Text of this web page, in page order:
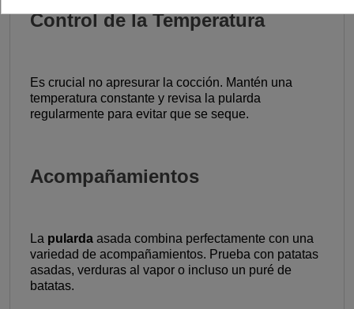
Control de la Temperatura
Es crucial no apresurar la cocción. Mantén una
temperatura constante y revisa la pularda
regularmente para evitar que se seque.
Acompañamientos
La pularda asada combina perfectamente con una
variedad de acompañamientos. Prueba con patatas
asadas, verduras al vapor o incluso un puré de
batatas.